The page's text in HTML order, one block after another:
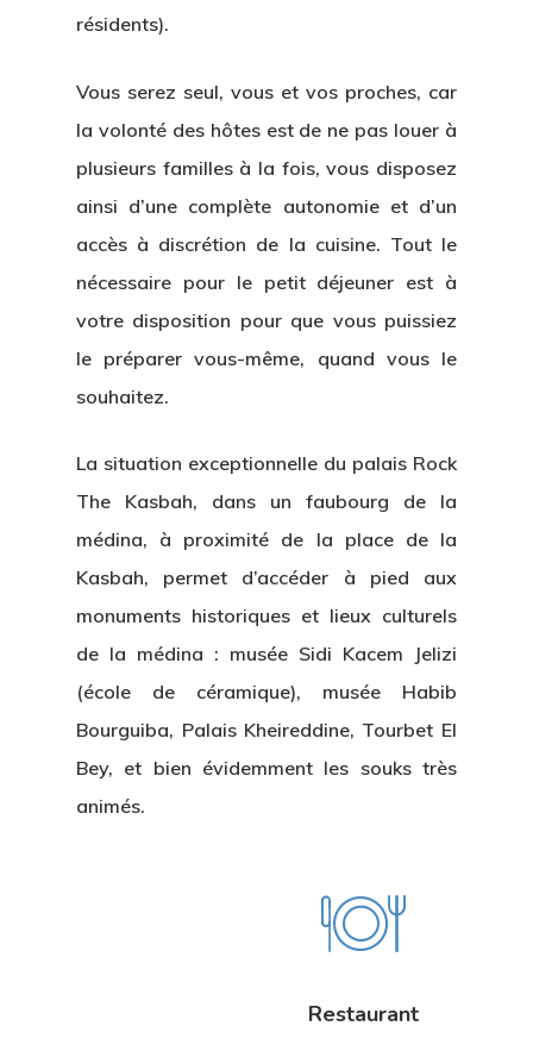
résidents).
Vous serez seul, vous et vos proches, car
la volonté des hôtes est de ne pas louer à
plusieurs familles à la fois, vous disposez
ainsi d’une complète autonomie et d’un
accès à discrétion de la cuisine. Tout le
nécessaire pour le petit déjeuner est à
votre disposition pour que vous puissiez
le préparer vous-même, quand vous le
souhaitez.
La situation exceptionnelle du palais Rock
The Kasbah, dans un faubourg de la
médina, à proximité de la place de la
Kasbah, permet d’accéder à pied aux
monuments historiques et lieux culturels
de la médina : musée Sidi Kacem Jelizi
(école de céramique), musée Habib
Bourguiba, Palais Kheireddine, Tourbet El
Bey, et bien évidemment les souks très
animés.
Restaurant